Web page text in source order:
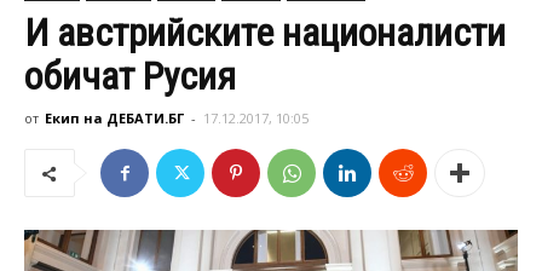
И австрийските националисти
обичат Русия
от Екип на ДЕБАТИ.БГ - 17.12.2017, 10:05